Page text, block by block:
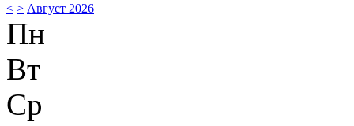
< > Август 2026
Пн
Вт
Ср